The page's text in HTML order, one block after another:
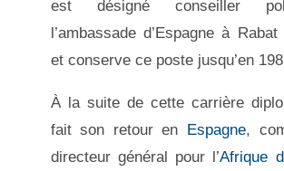
est désigné conseiller
l’ambassade d’Espagne à Rabat
et conserve ce poste jusqu’en
À la suite de cette carrière
fait son retour en Espagne,
directeur général pour l’Afrique